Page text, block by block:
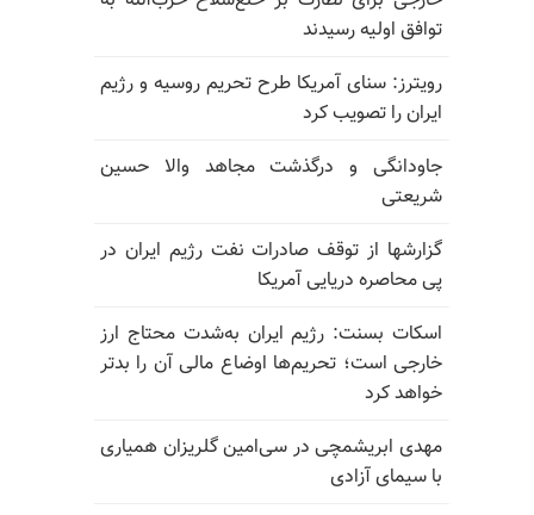
توافق اولیه رسیدند
رویترز: سنای آمریکا طرح تحریم روسیه و رژیم
ایران را تصویب کرد
جاودانگی و درگذشت مجاهد والا حسین
شریعتی
گزارشها از توقف صادرات نفت رژیم ایران در
پی محاصره دریایی آمریکا
اسکات بسنت: رژیم ایران به‌شدت محتاج ارز
خارجی است؛ تحریم‌ها اوضاع مالی آن را بدتر
خواهد کرد
مهدی ابریشمچی در سی‌امین گلریزان همیاری
با سیمای آزادی